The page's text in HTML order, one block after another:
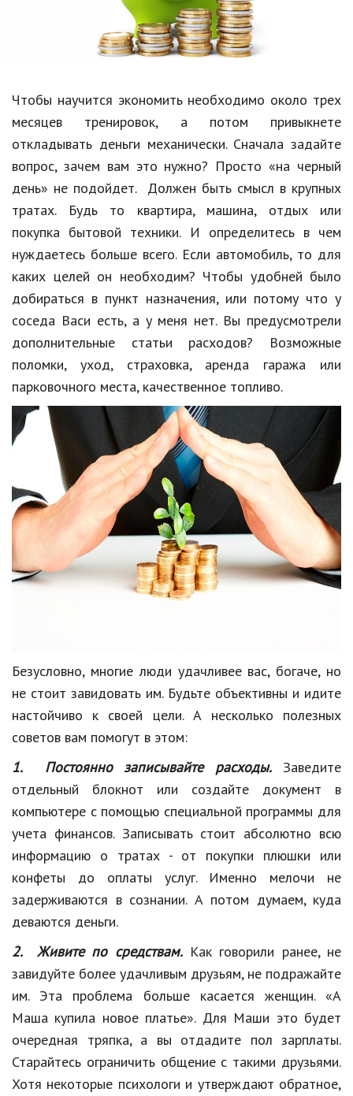
Авто, мото
Спорт
Знаменитости
Статьи
Обзоры
Рецепты
Красота и здоровье
Авто, мото
Дом и сад
Недвижимость
Спорт и фитнес
Психология и отношения
Творчество и рукоделие
Разное
Еда и напитки
Праздники и подарки
Кинематограф
Домашние животные
Семья и дети
Путешествия
Строительство
Культура и общество
Мода и стиль
Бизнес
Хобби и развлечения
Финансы
Юриспруденция
Природа
Чтобы научится экономить необходимо около трех
месяцев тренировок, а потом привыкнете
откладывать деньги механически. Сначала задайте
вопрос, зачем вам это нужно? Просто «на черный
день» не подойдет. Должен быть смысл в крупных
тратах. Будь то квартира, машина, отдых или
покупка бытовой техники. И определитесь в чем
нуждаетесь больше всего. Если автомобиль, то для
каких целей он необходим? Чтобы удобней было
добираться в пункт назначения, или потому что у
соседа Васи есть, а у меня нет. Вы предусмотрели
дополнительные статьи расходов? Возможные
поломки, уход, страховка, аренда гаража или
парковочного места, качественное топливо.
Безусловно, многие люди удачливее вас, богаче, но
не стоит завидовать им. Будьте объективны и идите
настойчиво к своей цели. А несколько полезных
советов вам помогут в этом:
1. Постоянно записывайте расходы.Заведите
отдельный блокнот или создайте документ в
компьютере с помощью специальной программы для
учета финансов. Записывать стоит абсолютно всю
информацию о тратах - от покупки плюшки или
конфеты до оплаты услуг. Именно мелочи не
задерживаются в сознании. А потом думаем, куда
деваются деньги.
2. Живите по средствам. Как говорили ранее, не
завидуйте более удачливым друзьям, не подражайте
им. Эта проблема больше касается женщин. «А
Маша купила новое платье». Для Маши это будет
очередная тряпка, а вы отдадите пол зарплаты.
Старайтесь ограничить общение с такими друзьями.
Хотя некоторые психологи и утверждают обратное,